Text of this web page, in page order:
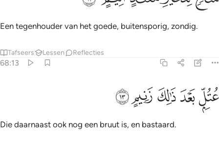
Een tegenhouder van het goede, buitensporig, zondig.
Tafseers Lessen Reflecties
68:13
عتل بعد ذالك زنيم ١٣
عُتُلٍّۭ بَعْدَ ذَٰلِكَ زَنِيمٍ ١٣
ﲺﲻﲼﲽﲾ
Die daarnaast ook nog een bruut is, en bastaard.